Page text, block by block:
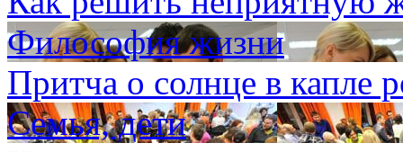
Философия жизни
Притча о солнце в капле
Семья, дети